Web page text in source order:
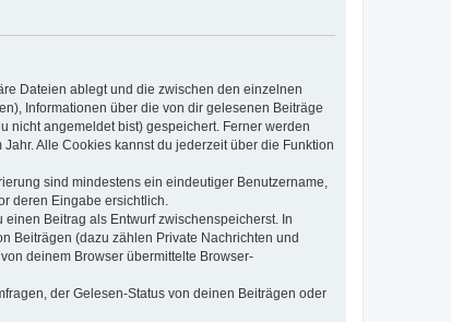
Dateien ablegt und die zwischen den einzelnen
Informationen über die von dir gelesenen Beiträge
nicht angemeldet bist) gespeichert. Ferner werden
Alle Cookies kannst du jederzeit über die Funktion
sind mindestens ein eindeutiger Benutzername,
deren Eingabe ersichtlich.
Beitrag als Entwurf zwischenspeicherst. In
Beiträgen (dazu zählen Private Nachrichten und
deinem Browser übermittelte Browser-
der Gelesen-Status von deinen Beiträgen oder